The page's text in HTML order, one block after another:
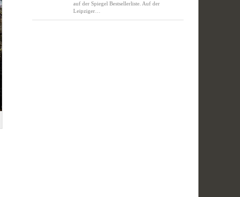
auf der Spiegel Bestsellerliste. Auf der
Leipziger…